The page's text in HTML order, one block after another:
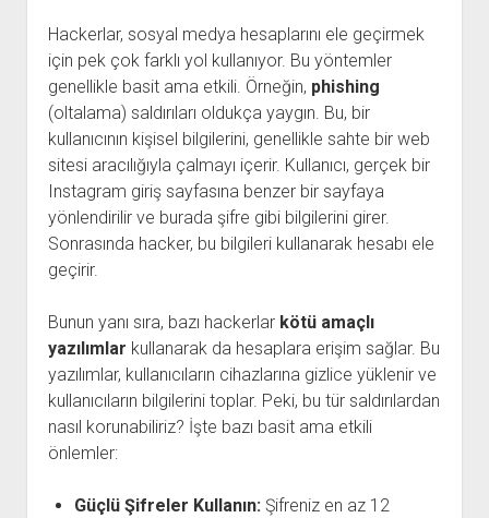
Hackerlar, sosyal medya hesaplarını ele geçirmek
için pek çok farklı yol kullanıyor. Bu yöntemler
genellikle basit ama etkili. Örneğin, phishing
(oltalama) saldırıları oldukça yaygın. Bu, bir
kullanıcının kişisel bilgilerini, genellikle sahte bir web
sitesi aracılığıyla çalmayı içerir. Kullanıcı, gerçek bir
Instagram giriş sayfasına benzer bir sayfaya
yönlendirilir ve burada şifre gibi bilgilerini girer.
Sonrasında hacker, bu bilgileri kullanarak hesabı ele
geçirir.
Bunun yanı sıra, bazı hackerlar kötü amaçlı
yazılımlar kullanarak da hesaplara erişim sağlar. Bu
yazılımlar, kullanıcıların cihazlarına gizlice yüklenir ve
kullanıcıların bilgilerini toplar. Peki, bu tür saldırılardan
nasıl korunabiliriz? İşte bazı basit ama etkili
önlemler:
Güçlü Şifreler Kullanın:Şifreniz en az 12